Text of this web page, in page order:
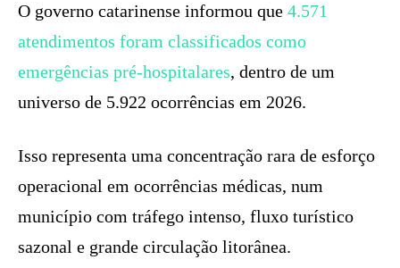
O governo catarinense informou que 4.571
atendimentos foram classificados como
emergências pré-hospitalares, dentro de um
universo de 5.922 ocorrências em 2026.
Isso representa uma concentração rara de esforço
operacional em ocorrências médicas, num
município com tráfego intenso, fluxo turístico
sazonal e grande circulação litorânea.